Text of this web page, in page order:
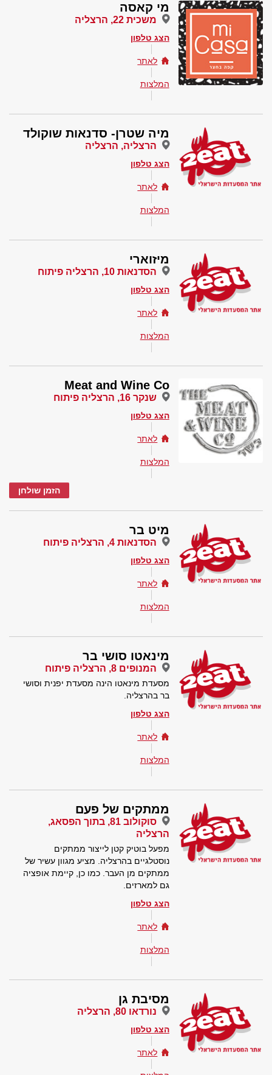
מי קאסה
משכית 22, הרצליה
הצג טלפון
לאתר
המלצות
מיה שטרן- סדנאות שוקולד
הרצליה, הרצליה
הצג טלפון
לאתר
המלצות
מיזוארי
הסדנאות 10, הרצליה פיתוח
הצג טלפון
לאתר
המלצות
Meat and Wine Co
שנקר 16, הרצליה פיתוח
הצג טלפון
לאתר
המלצות
הזמן שולחן
מיט בר
הסדנאות 4, הרצליה פיתוח
הצג טלפון
לאתר
המלצות
מינאטו סושי בר
המנופים 8, הרצליה פיתוח
מסעדת מינאטו הינה מסעדת יפנית וסושי
בר בהרצליה.
הצג טלפון
לאתר
המלצות
ממתקים של פעם
סוקולוב 81, בתוך הפסאג,
הרצליה
מפעל בוטיק קטן לייצור ממתקים
נוסטלגיים בהרצליה. מציע מגוון עשיר של
ממתקים מן העבר. כמו כן, קיימת אופציה
גם למארזים.
הצג טלפון
לאתר
המלצות
מסיבת גן
נורדאו 80, הרצליה
הצג טלפון
לאתר